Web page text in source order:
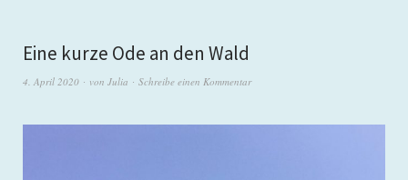
Eine kurze Ode an den Wald
4. April 2020 von Julia Schreibe einen Kommentar